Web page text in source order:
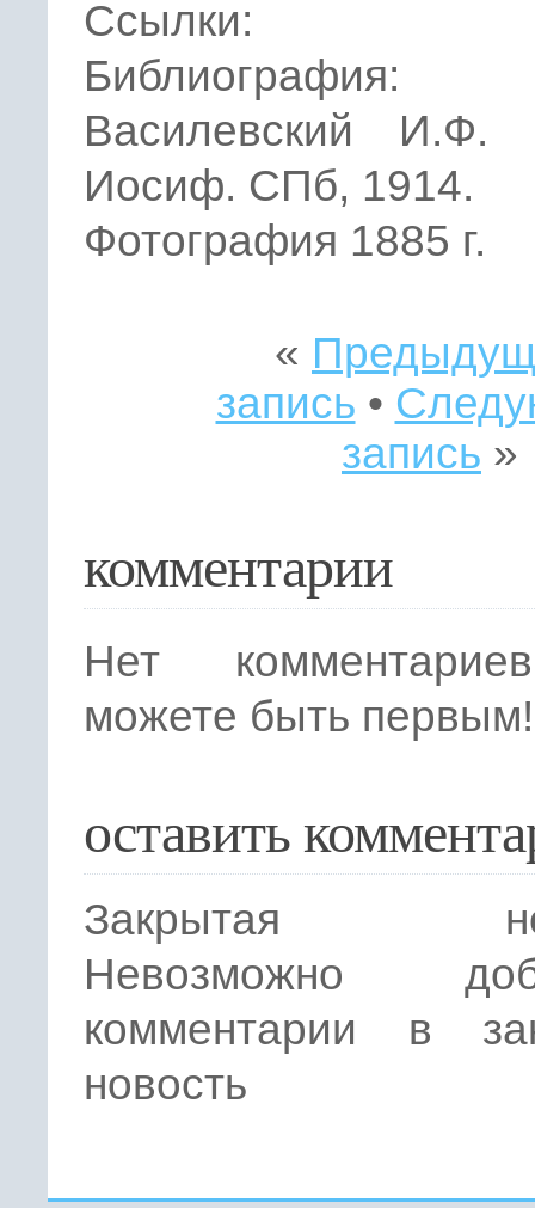
Ссылки:
Библиография:
Василевский И.Ф.
Иосиф. СПб, 1914.
Фотография 1885 г.
«
запись •
запись »
комментарии
Нет
можете быть первым!
оставить
Закрытая
Невозможно
комментарии в
новость